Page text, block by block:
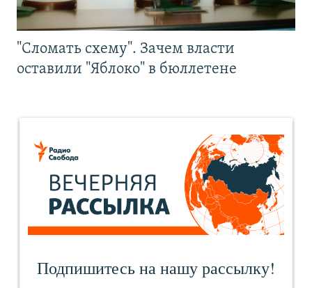
"Сломать схему". Зачем власти
оставили "Яблоко" в бюллетене